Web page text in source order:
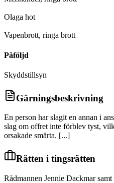
Olaga hot
Vapenbrott, ringa brott
Påföljd
Skyddstillsyn
Gärningsbeskrivning
En person har slagit en annan i
slag om offret inte förblev tyst,
orsakade smärta. [...]
Rätten i tingsrätten
Rådmannen Jennie Dackmar